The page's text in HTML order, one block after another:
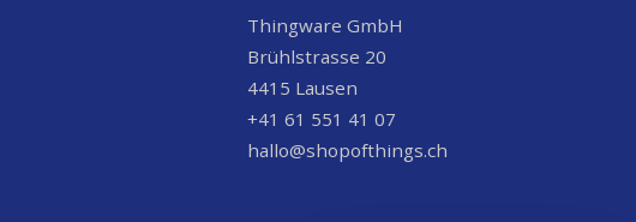
Thingware GmbH
Brühlstrasse 20
4415 Lausen
+41 61 551 41 07
hallo@shopofthings.ch